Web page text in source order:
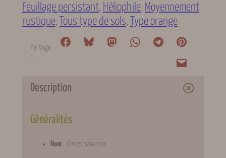
Feuillage persistant, Héliophile, Moyennement
rustique, Tous type de sols, Type orange
Partage
r :
Description
Généralités
Nom : Citrus sinensis